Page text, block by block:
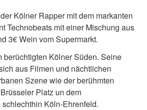
Kölner Rapper mit dem markanten
Technobeats mit einer Mischung aus
3€ Wein vom Supermarkt.
berüchtigten Kölner Süden. Seine
aus Filmen und nächtlichen
Szene wie der berühmten
Platz un dem
Köln-Ehrenfeld.